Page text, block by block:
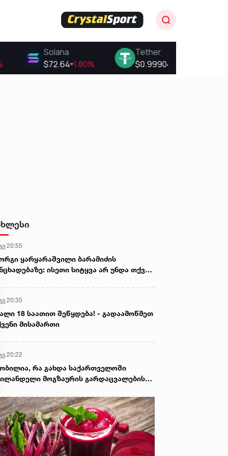
20:55
ყარყარაშვილი ბარამიძის
ისეთი სიტყვა არ უნდა თქვა,
წარმოაჩენს, შენი სიტყვები
და რუსული სააგენტოების მიერ
წაღებული და ყველა ქართველს
20:35
18 საათით შეწყდება! - გადაამოწმეთ
მისამართი
20:22
რა გახდა საქართველოში
მოგზაურის გარდაცვალების